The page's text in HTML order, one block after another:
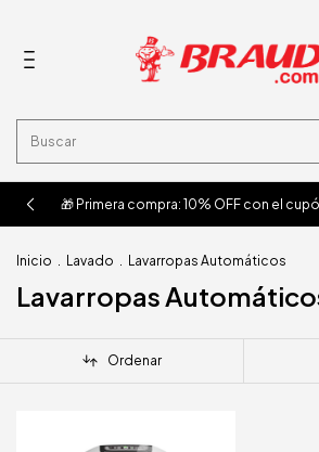
🎁 Primera compra: 10% OFF con el
Inicio . Lavado . Lavarropas Automáticos
Lavarropas
Ordenar